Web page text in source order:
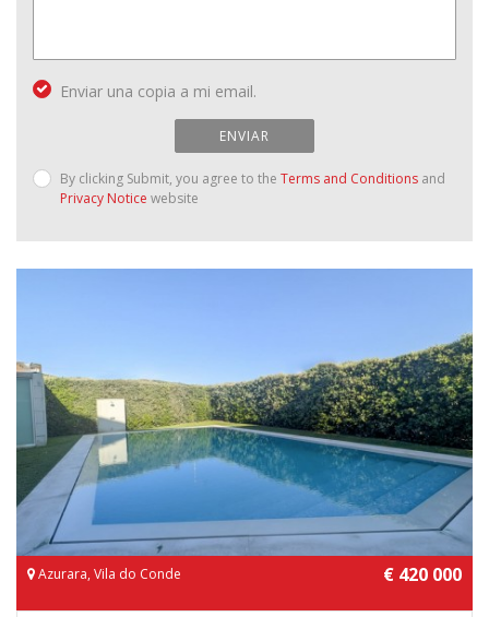
Enviar una copia a mi email.
ENVIAR
By clicking Submit, you agree to the Terms and Conditions and
Privacy Notice website
Azurara, Vila do Conde € 420 000